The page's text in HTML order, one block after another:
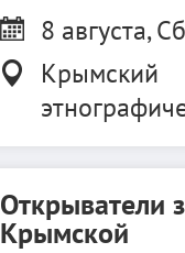
8 августа,
Крымский
Открыватели
Крымской